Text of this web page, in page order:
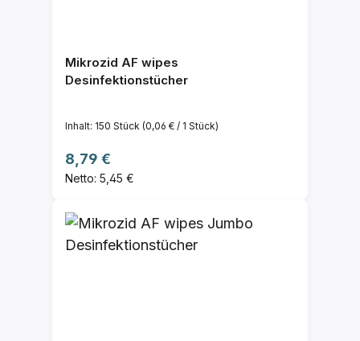
Mikrozid AF wipes
Desinfektionstücher
Inhalt: 150 Stück (0,06 € / 1 Stück)
Regulärer Preis:
8,79 €
Netto: 5,45 €